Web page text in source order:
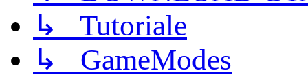
↳ Tutoriale
↳ GameModes